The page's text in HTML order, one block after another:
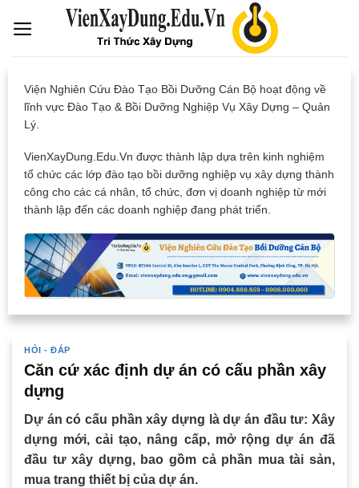
Viện Nghiên Cứu Đào Tạo Bồi Dưỡng Cán Bộ hoạt động về
lĩnh vực Đào Tạo & Bồi Dưỡng Nghiệp Vụ Xây Dựng – Quản
Lý.
VienXayDung.Edu.Vn được thành lập dựa trên kinh nghiệm
tổ chức các lớp đào tạo bồi dưỡng nghiệp vụ xây dựng thành
công cho các cá nhân, tổ chức, đơn vị doanh nghiệp từ mới
thành lập đến các doanh nghiệp đang phát triển.
HỎI - ĐÁP
Căn cứ xác định dự án có cấu phần xây
dựng
Dự án có cấu phần xây dựng là dự án đầu tư: Xây
dựng mới, cải tạo, nâng cấp, mở rộng dự án đã
đầu tư xây dựng, bao gồm cả phần mua tài sản,
mua trang thiết bị của dự án.